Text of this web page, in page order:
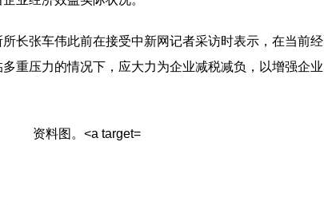
长张车伟此前在接受中新网记者采访时表示，在当前经
重压力的情况下，应大力为企业减税减负，以增强企业